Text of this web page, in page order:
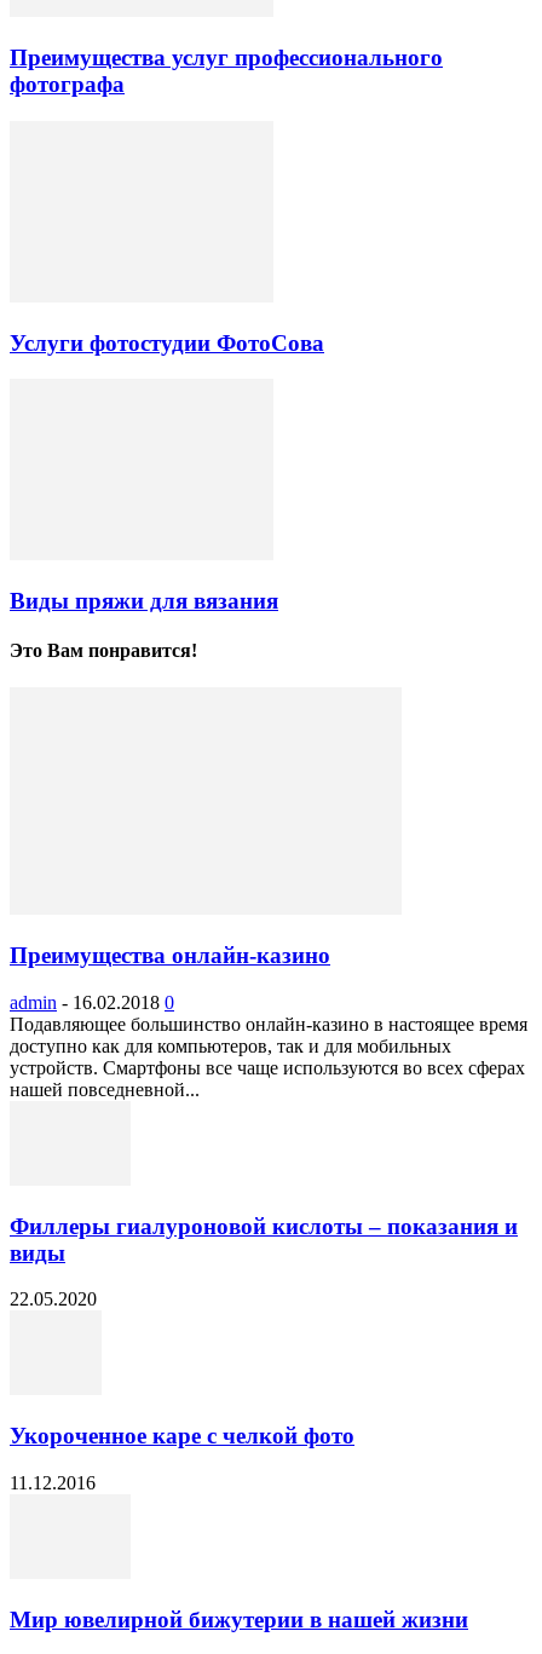
Преимущества услуг профессионального
фотографа
Услуги фотостудии ФотоСова
Виды пряжи для вязания
Это Вам понравится!
Преимущества онлайн-казино
admin - 16.02.2018 0
Подавляющее большинство онлайн-казино в настоящее время
доступно как для компьютеров, так и для мобильных
устройств. Смартфоны все чаще используются во всех сферах
нашей повседневной...
Филлеры гиалуроновой кислоты – показания и
виды
22.05.2020
Укороченное каре с челкой фото
11.12.2016
Мир ювелирной бижутерии в нашей жизни